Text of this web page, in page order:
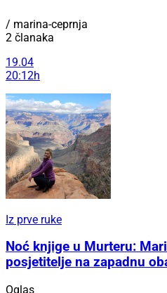
/ marina-ceprnja
2 članaka
19.04
20:12h
Iz prve ruke
Noć knjige u Murteru:
posjetitelje na zapadnu
Oglas